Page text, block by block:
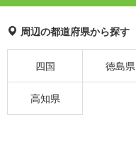
周辺の都道府県から探す
四国 徳島県
高知県